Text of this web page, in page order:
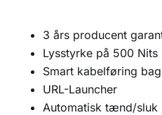
3 års producent
Lysstyrke på 500 Nits
Smart kabelføring
URL-Launcher
Automatisk tænd/sluk